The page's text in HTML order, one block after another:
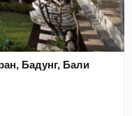
Бадунг, Бали